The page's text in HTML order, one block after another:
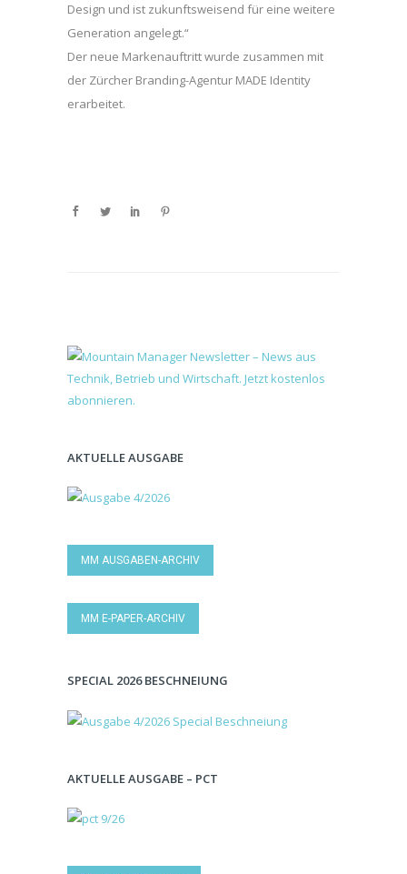
Design und ist zukunftsweisend für eine weitere
Generation angelegt.“
Der neue Markenauftritt wurde zusammen mit
der Zürcher Branding-Agentur MADE Identity
erarbeitet.
AKTUELLE AUSGABE
MM AUSGABEN-ARCHIV
MM E-PAPER-ARCHIV
SPECIAL 2026 BESCHNEIUNG
AKTUELLE AUSGABE – PCT